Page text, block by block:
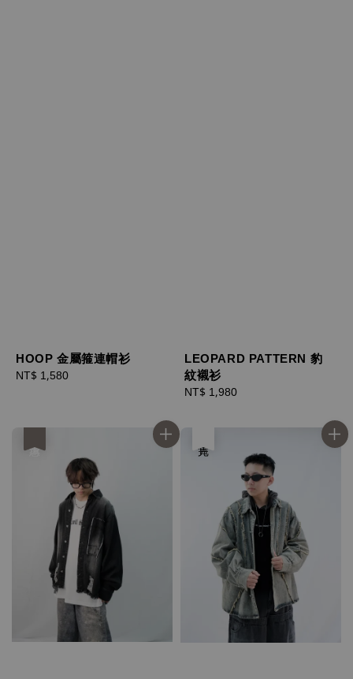
HOOP 金屬箍連帽衫
Regular
NT$ 1,580
LEOPARD PATTERN 豹
紋襯衫
Regular
NT$ 1,980